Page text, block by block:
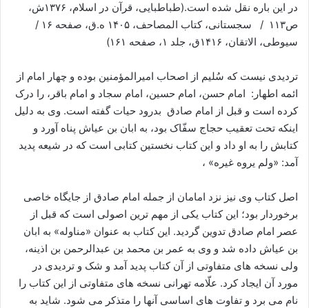
در این باره نقل شده است.(طباطبایی، قرآن در اسلام، ۱۳۷۶ش،
ص۱۱۳ / سجستانی، کتاب المصاحف، ۱۴۰۵ ه.ق، صفحه ۱۶ /
سیوطی، الاتقان، ۱۴۱۶ق، جلد ۱، صفحه ۱۶۱)
تردیدی نیست که سُلیم از اصحاب امیرالمؤمنین بوده و چهار امام از
ائمه اطهار: امام حسن، امام حسین، امام سجاد و امام باقر، را درک
کرده است و قبل از امام صادق بدرود حیات گفته است. وی به دلیل
اینکه تحت تعقیب حجاج سفّاک بود، به ابان بن عیاش پناه آورد و
کتابش را به او داد و این کتاب نخستین کتابی است که در شیعه پدید
آمد: «ولم یروه غیره» ،
اصل کتاب وی نیز نزد امامان از جمله امام صادق از جایگاه خاصی
برخوردار بود؛ این کتاب یکی از مهم ترین اصولی است که قبل از
عصر امام صادق تدوین گردید. این کتاب به عنوان «مناوله» به ابان
بن عیاش داده شد و وی به عمر بن محمد بن عبدالرحمن بن اذینه،
ولی نسخه های متفاوتی از آن کتاب پدید آمد و شک و تردیدی در
مورد آن ایجاد کرد. علّامه تهرانی نسخه های متفاوتی از این کتاب را
نام می برد و تفاوت های اساسی آنها را متذکر می شود. شاید به